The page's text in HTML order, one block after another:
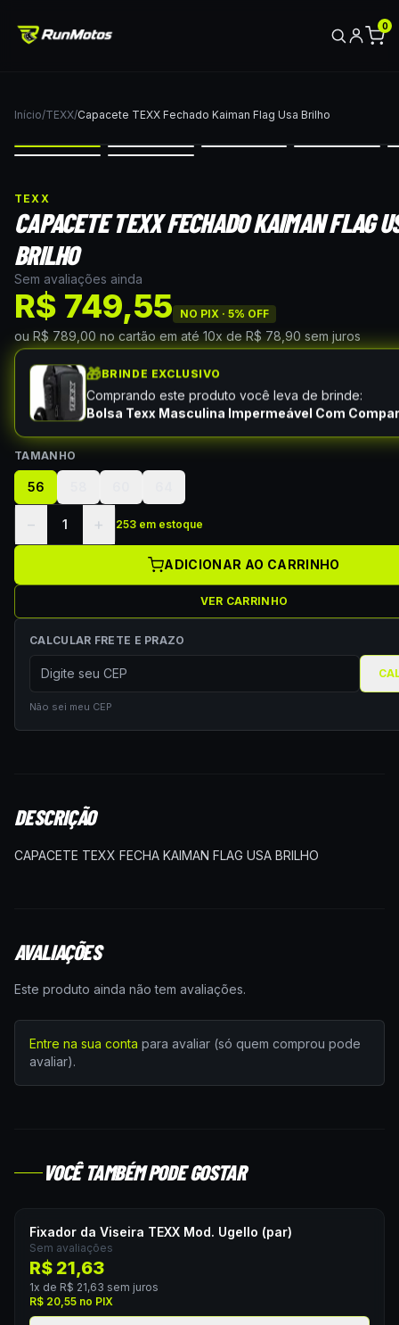
0
Início/TEXX/Capacete TEXX Fechado Kaiman Flag Usa Brilho
TEXX
CAPACETE TEXX FECHADO KAIMAN FLAG
BRILHO
Sem avaliações ainda
R$ 749,55 NO PIX · 5% OFF
ou R$ 789,00 no cartão em até 10x de R$ 78,90 sem juros
🎁BRINDE EXCLUSIVO
Comprando este produto você leva de brinde:
Bolsa Texx Masculina Impermeável Com
TAMANHO
56
− 1 + 253 em estoque
ADICIONAR AO CARRINHO
VER CARRINHO
CALCULAR FRETE E PRAZO
Não sei meu CEP
DESCRIÇÃO
CAPACETE TEXX FECHA KAIMAN FLAG USA BRILHO
AVALIAÇÕES
Este produto ainda não tem avaliações.
Entre na sua conta para avaliar (só quem comprou pode
avaliar).
VOCÊ TAMBÉM PODE GOSTAR
Fixador da Viseira TEXX Mod. Ugello (par)
Sem avaliações
R$ 21,63
1x de R$ 21,63 sem juros
R$ 20,55 no PIX